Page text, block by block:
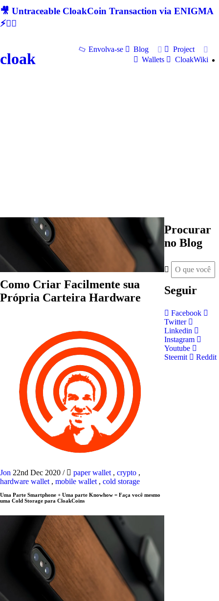
🎥 Untraceable CloakCoin Transaction via ENIGMA
⚡🕵‍♂
cloak
Envolva-se Blog
Project
Wallets
CloakWiki
Como Criar Facilmente sua
Própria Carteira Hardware
Jon 22nd Dec 2020 / paper wallet , crypto ,
hardware wallet , mobile wallet , cold storage
Uma Parte Smartphone + Uma parte Knowhow = Faça você mesmo
uma Cold Storage para CloakCoins
Procurar
no Blog
Seguir
Facebook
Twitter
Linkedin
Instagram
Youtube
Steemit
Reddit